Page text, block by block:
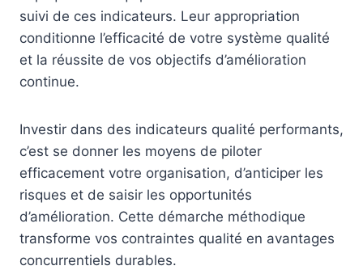
suivi de ces indicateurs. Leur appropriation
conditionne l’efficacité de votre système qualité
et la réussite de vos objectifs d’amélioration
continue.
Investir dans des indicateurs qualité performants,
c’est se donner les moyens de piloter
efficacement votre organisation, d’anticiper les
risques et de saisir les opportunités
d’amélioration. Cette démarche méthodique
transforme vos contraintes qualité en avantages
concurrentiels durables.